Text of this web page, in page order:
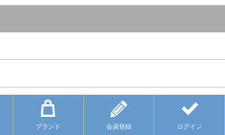
ブランド 会員登録 ログイン
2026 BUYFY.JP All Rights Reserved.